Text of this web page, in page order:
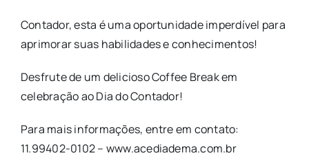
Contador, esta é uma oportunidade imperdível para
aprimorar suas habilidades e conhecimentos!
Desfrute de um delicioso Coffee Break em
celebração ao Dia do Contador!
Para mais informações, entre em contato:
11.99402-0102 – www.acediadema.com.br